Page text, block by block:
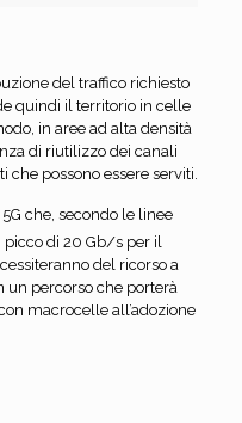
del traffico richiesto
quindi il territorio in celle
in aree ad alta densità
di riutilizzo dei canali
possono essere serviti.
che, secondo le linee
picco di 20 Gb/s per il
del ricorso a
un percorso che porterà
macrocelle all’adozione